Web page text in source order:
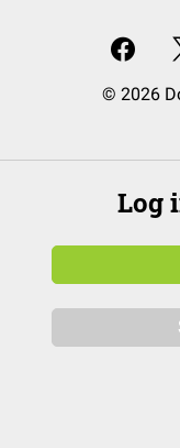
© 2026
Log